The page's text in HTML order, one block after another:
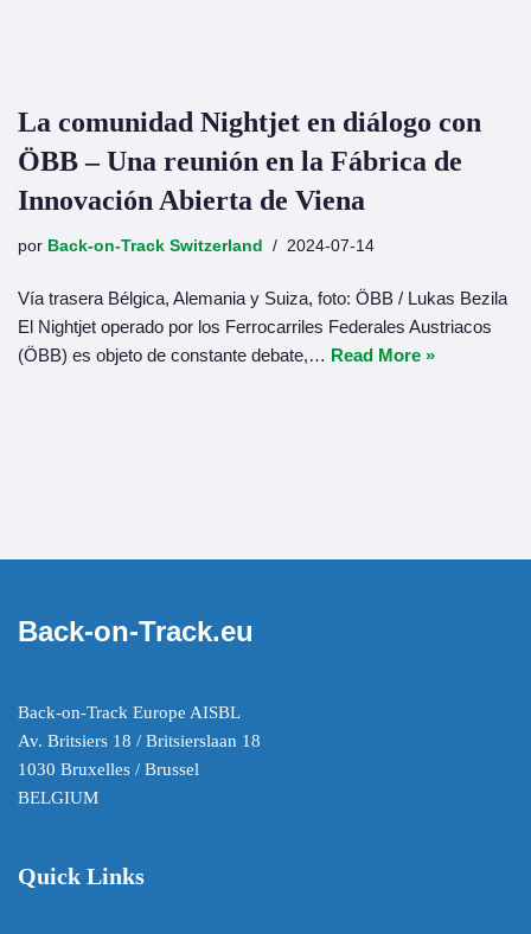
La comunidad Nightjet en diálogo con
ÖBB – Una reunión en la Fábrica de
Innovación Abierta de Viena
por Back-on-Track Switzerland 2024-07-14
Vía trasera Bélgica, Alemania y Suiza, foto: ÖBB / Lukas Bezila
El Nightjet operado por los Ferrocarriles Federales Austriacos
(ÖBB) es objeto de constante debate,… Read More »
Back-on-Track.eu
Back-on-Track Europe AISBL
Av. Britsiers 18 / Britsierslaan 18
1030 Bruxelles / Brussel
BELGIUM
Quick Links